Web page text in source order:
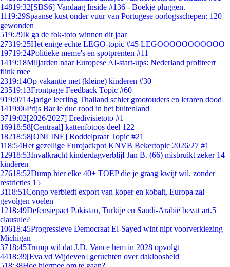
14819:32[SBS6] Vandaag Inside #136 - Boekje pluggen.
1119:29Spaanse kust onder vuur van Portugese oorlogsschepen: 120
gewonden
519:29Ik ga de fok-toto winnen dit jaar
27319:25Het enige echte LEGO-topic #45 LEGOOOOOOOOOOO
19719:24Politieke meme's en spotprenten #11
1419:18Miljarden naar Europese AI-start-ups: Nederland profiteert
flink mee
2319:14Op vakantie met (kleine) kinderen #30
23519:13Frontpage Feedback Topic #60
919:0714-jarige leerling Thailand schiet grootouders en leraren dood
1419:06Prijs Bar le duc rood in het buitenland
3719:02[2026/2027] Eredivisietoto #1
16918:58[Centraal] kattenfotoos deel 122
18218:58[ONLINE] Roddelpraat Topic #21
118:54Het gezellige Eurojackpot KNVB Bekertopic 2026/27 #1
12918:53Invalkracht kinderdagverblijf Jan B. (66) misbruikt zeker 14
kinderen
27618:52Dump hier elke 40+ TOEP die je graag kwijt wil, zonder
restricties 15
3118:51Congo verbiedt export van koper en kobalt, Europa zal
gevolgen voelen
1218:49Defensiepact Pakistan, Turkije en Saudi-Arabië bevat art.5
clausule?
10618:45Progressieve Democraat El-Sayed wint nipt voorverkiezing
Michigan
3718:45Trump wil dat J.D. Vance hem in 2028 opvolgt
4418:39[Eva vd Wijdeven] geruchten over dakloosheid